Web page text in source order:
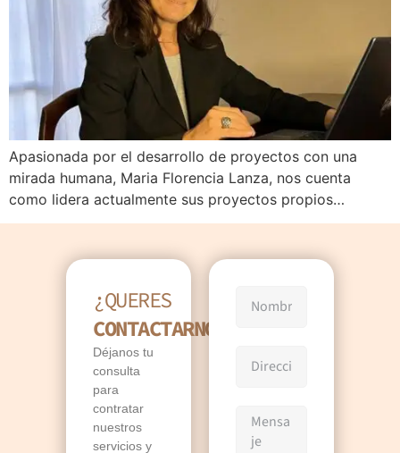
Apasionada por el desarrollo de proyectos con una
mirada humana, Maria Florencia Lanza, nos cuenta
como lidera actualmente sus proyectos propios…
¿QUERES
CONTACTARNOS?
Déjanos tu
consulta
para
contratar
nuestros
servicios y